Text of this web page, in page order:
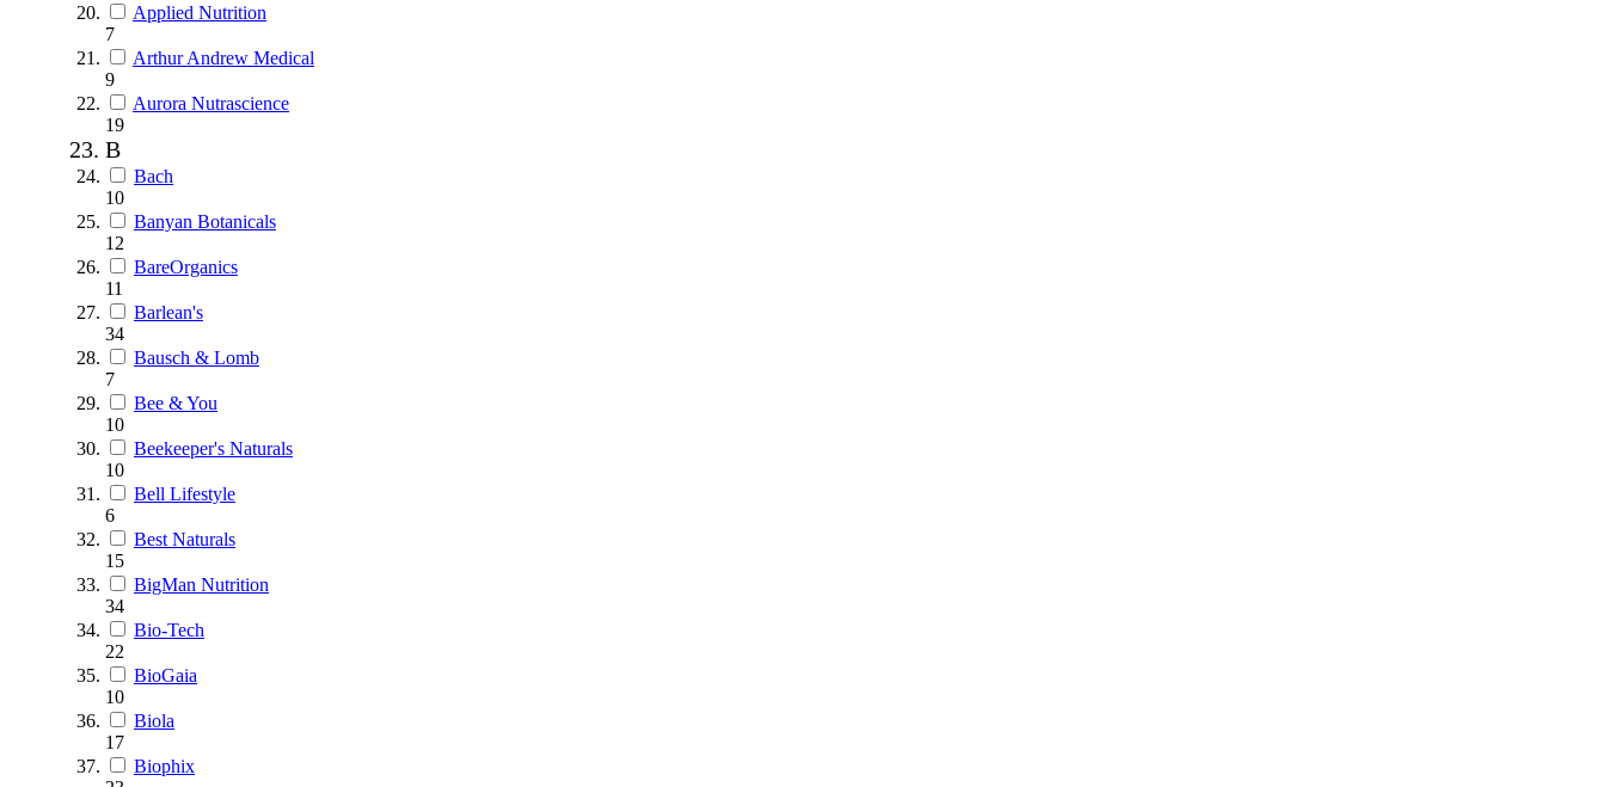
Applied Nutrition
7
Arthur Andrew Medical
9
Aurora Nutrascience
19
B
Bach
10
Banyan Botanicals
12
BareOrganics
11
Barlean's
34
Bausch & Lomb
7
Bee & You
10
Beekeeper's Naturals
10
Bell Lifestyle
6
Best Naturals
15
BigMan Nutrition
34
Bio-Tech
22
BioGaia
10
Biola
17
Biophix